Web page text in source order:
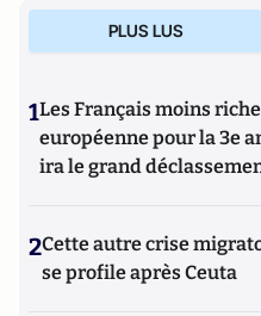
PLUS LUS
1Les Français moins
européenne pour la 3e
ira le grand
2Cette autre crise
se profile après Ceuta